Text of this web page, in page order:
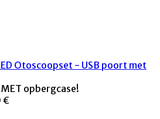
Otoscoopset - USB poort met
opbergcase!
€